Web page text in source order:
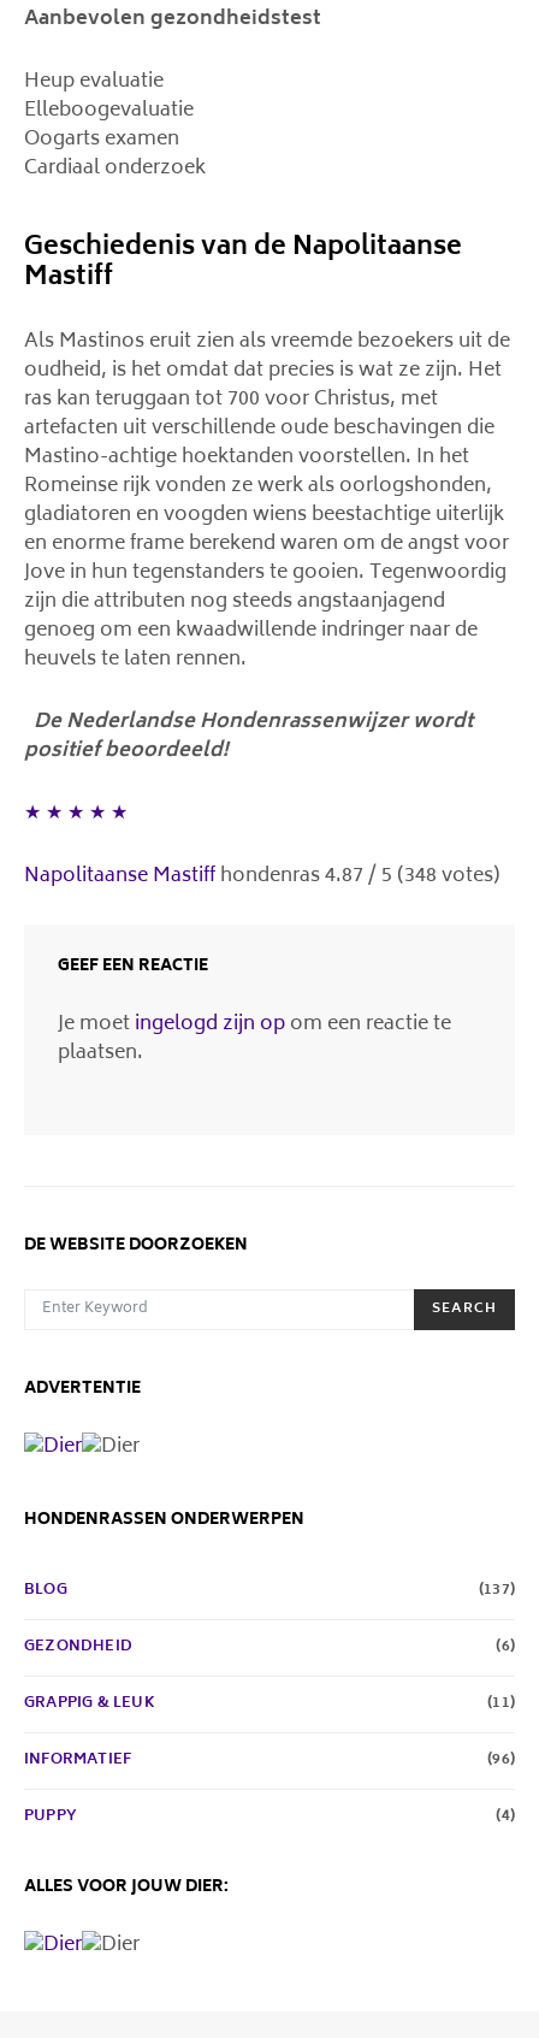
Aanbevolen gezondheidstest
Heup evaluatie
Elleboogevaluatie
Oogarts examen
Cardiaal onderzoek
Geschiedenis van de Napolitaanse
Mastiff
Als Mastinos eruit zien als vreemde bezoekers uit de
oudheid, is het omdat dat precies is wat ze zijn. Het
ras kan teruggaan tot 700 voor Christus, met
artefacten uit verschillende oude beschavingen die
Mastino-achtige hoektanden voorstellen. In het
Romeinse rijk vonden ze werk als oorlogshonden,
gladiatoren en voogden wiens beestachtige uiterlijk
en enorme frame berekend waren om de angst voor
Jove in hun tegenstanders te gooien. Tegenwoordig
zijn die attributen nog steeds angstaanjagend
genoeg om een ​​kwaadwillende indringer naar de
heuvels te laten rennen.
De Nederlandse Hondenrassenwijzer wordt
positief beoordeeld!
★ ★ ★ ★ ★
Napolitaanse Mastiffhondenras4.87/5 (348votes)
GEEF EEN REACTIE
Je moetingelogd zijn opom een reactie te
plaatsen.
DE WEBSITE DOORZOEKEN
SEARCH FOR:
SEARCH
ADVERTENTIE
HONDENRASSEN ONDERWERPEN
BLOG (137)
GEZONDHEID (6)
GRAPPIG & LEUK (11)
INFORMATIEF (96)
PUPPY (4)
ALLES VOOR JOUW DIER: